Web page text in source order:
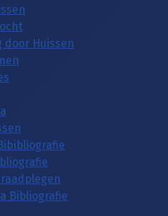
door Huissen
Bibliografie